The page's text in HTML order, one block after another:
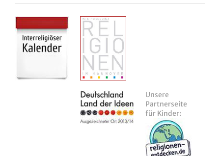
Unsere
Partnerseite
für Kinder: